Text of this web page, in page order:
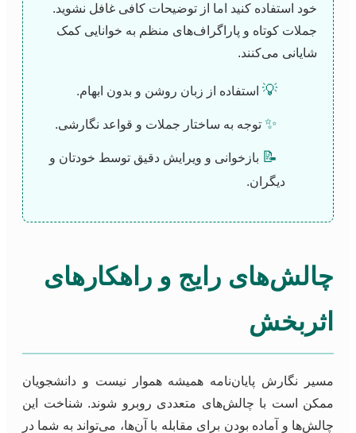
خود استفاده کنید اما از توضیحات کافی غافل نشوید.
جملات کوتاه و پاراگراف‌های منظم به خوانایی کمک
شایانی می‌کنند.
💡 استفاده از زبان روشن و بدون ابهام.
✨ توجه به ساختار جملات و قواعد نگارشی.
📝 بازخوانی و ویرایش دقیق توسط خودتان و
دیگران.
چالش‌های رایج و راهکارهای
اثربخش
مسیر نگارش پایان‌نامه همیشه هموار نیست و دانشجویان
ممکن است با چالش‌های متعددی روبرو شوند. شناخت این
چالش‌ها و آماده بودن برای مقابله با آن‌ها، می‌تواند به شما در